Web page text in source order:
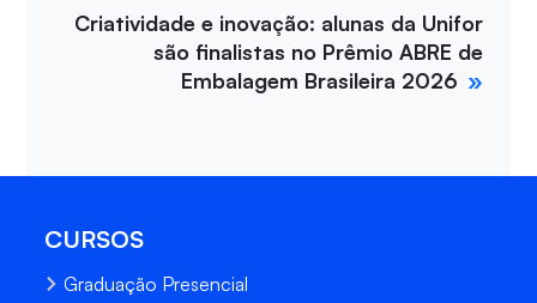
Criatividade e inovação: alunas da Unifor
são finalistas no Prêmio ABRE de
Embalagem Brasileira 2026
CURSOS
Graduação Presencial